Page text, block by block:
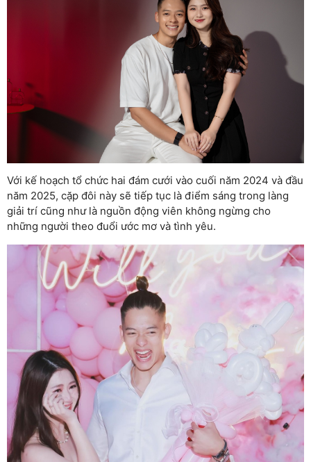
Với kế hoạch tổ chức hai đám cưới vào cuối năm 2024 và đầu
năm 2025, cặp đôi này sẽ tiếp tục là điểm sáng trong làng
giải trí cũng như là nguồn động viên không ngừng cho
những người theo đuổi ước mơ và tình yêu.